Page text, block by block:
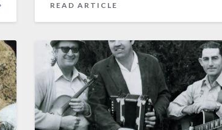
READ ARTICLE
MORE